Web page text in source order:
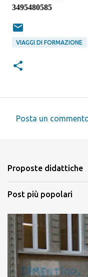
3495480585
VIAGGI DI FORMAZIONE
m
n
t
Posta un
Proposte didattiche
Post più popolari